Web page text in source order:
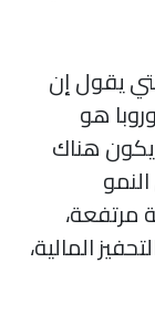
يقول إن
هو
هناك
مرتفعة،
المالية،